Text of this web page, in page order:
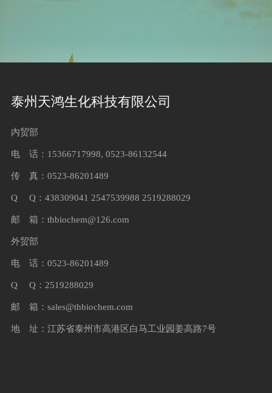
泰州天鸿生化科技有限公司
内贸部
电 话：15366717998, 0523-86132544
传 真：0523-86201489
Q Q：438309041 2547539988 2519288029
邮 箱： thbiochem@126.com
外贸部
电 话：0523-86201489
Q Q：2519288029
邮 箱： sales@thbiochem.com
地 址：江苏省泰州市高港区白马工业园姜高路7号